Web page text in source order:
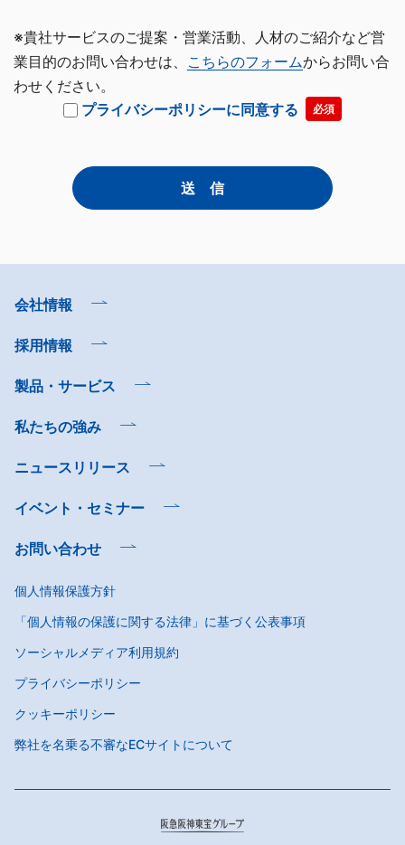
※貴社サービスのご提案・営業活動、人材のご紹介など営
業目的のお問い合わせは、 こちらのフォームからお問い合
わせください。
プライバシーポリシーに同意する
必須
会社情報
採用情報
製品・サービス
私たちの強み
ニュースリリース
イベント・セミナー
お問い合わせ
個人情報保護方針
「個人情報の保護に関する法律」に基づく公表事項
ソーシャルメディア利用規約
プライバシーポリシー
クッキーポリシー
弊社を名乗る不審なECサイトについて